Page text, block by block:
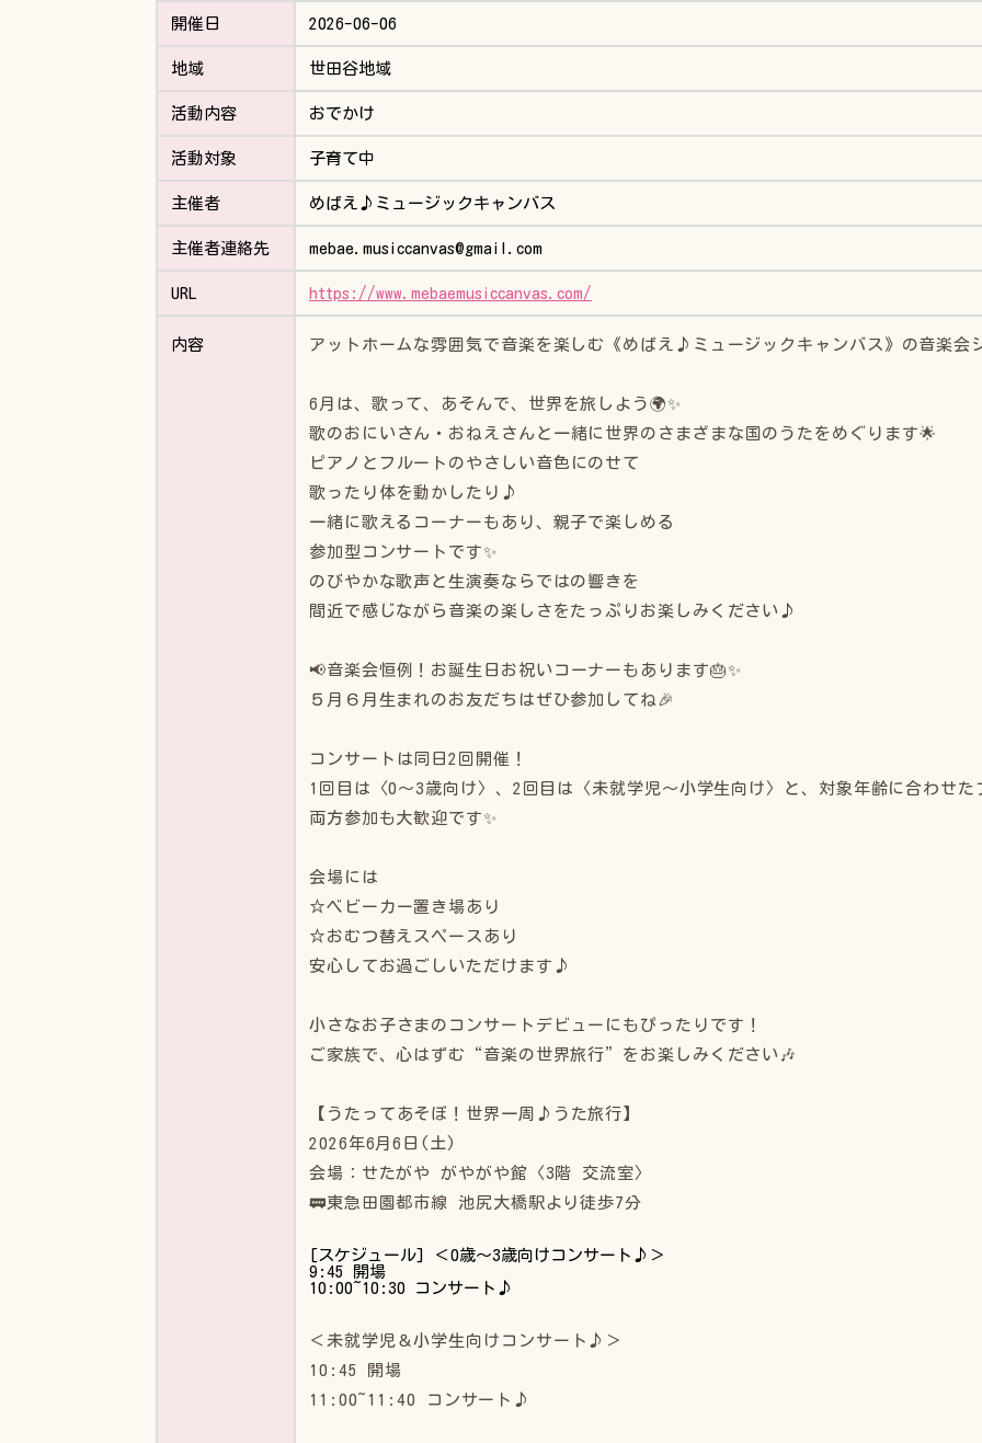
開催日 2026-06-06
地域 世田谷地域
活動内容 おでかけ
活動対象 子育て中
主催者 めばえ♪ミュージックキャンバス
主催者連絡先 mebae.musiccanvas@gmail.com
URL https://www.mebaemusiccanvas.com/
内容 アットホームな雰囲気で音楽を楽しむ《めばえ♪ミュージックキャンバス》の音楽会
6月は、歌って、あそんで、世界を旅しよう🌍✨
歌のおにいさん・おねえさんと一緒に世界のさまざまな国のうたをめぐります🌟
ピアノとフルートのやさしい音色にのせて
歌ったり体を動かしたり♪
一緒に歌えるコーナーもあり、親子で楽しめる
参加型コンサートです✨
のびやかな歌声と生演奏ならではの響きを
間近で感じながら音楽の楽しさをたっぷりお楽しみください♪
📢音楽会恒例！お誕生日お祝いコーナーもあります🎂✨
５月６月生まれのお友だちはぜひ参加してね🎉
コンサートは同日2回開催！
1回目は〈0〜3歳向け〉、2回目は〈未就学児〜小学生向け〉と、対象年齢に合わせた
両方参加も大歓迎です✨
会場には
☆ベビーカー置き場あり
☆おむつ替えスペースあり
安心してお過ごしいただけます♪
小さなお子さまのコンサートデビューにもぴったりです！
ご家族で、心はずむ“音楽の世界旅行”をお楽しみください🎶
【うたってあそぼ！世界一周♪うた旅行】
2026年6月6日(土)
会場：せたがや がやがや館〈3階 交流室〉
🚃東急田園都市線 池尻大橋駅より徒歩7分
[スケジュール] ＜0歳～3歳向けコンサート♪＞
9:45 開場
10:00~10:30 コンサート♪
＜未就学児＆小学生向けコンサート♪＞
10:45 開場
11:00~11:40 コンサート♪